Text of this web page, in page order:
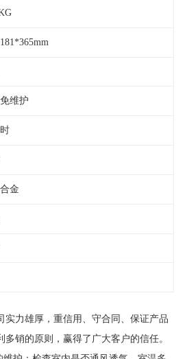
维护
金
实力雄厚，重信用、守合同、保证产品
销的原则，赢得了广大客户的信任。